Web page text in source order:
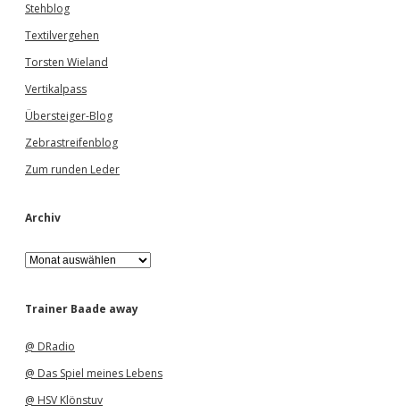
Stehblog
Textilvergehen
Torsten Wieland
Vertikalpass
Übersteiger-Blog
Zebrastreifenblog
Zum runden Leder
Archiv
A
r
h
Trainer Baade away
@ DRadio
@ Das Spiel meines Lebens
@ HSV Klönstuv